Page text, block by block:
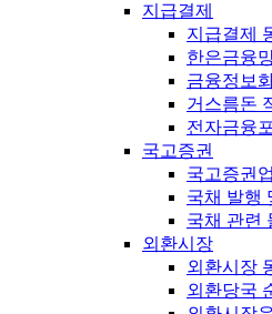
지급결제
지급결제
한은금융
금융정보
거스름돈
전자금융
국고증권
국고증권
국채 발행
국채 관련
외환시장
외환시장
외환당국